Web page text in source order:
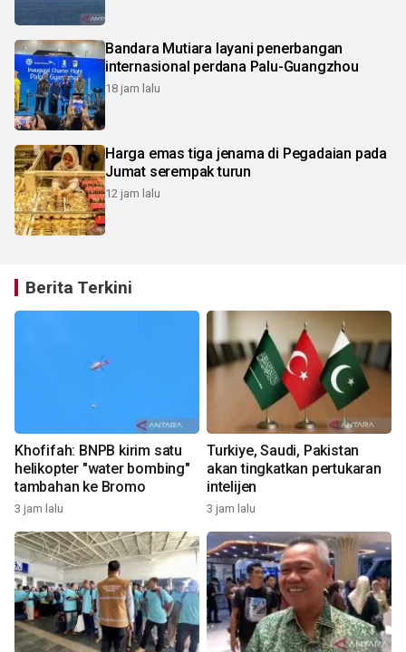
Bandara Mutiara layani penerbangan
internasional perdana Palu-Guangzhou
18 jam lalu
Harga emas tiga jenama di Pegadaian pada
Jumat serempak turun
12 jam lalu
Berita Terkini
Khofifah: BNPB kirim satu
helikopter "water bombing"
tambahan ke Bromo
3 jam lalu
Turkiye, Saudi, Pakistan
akan tingkatkan pertukaran
intelijen
3 jam lalu